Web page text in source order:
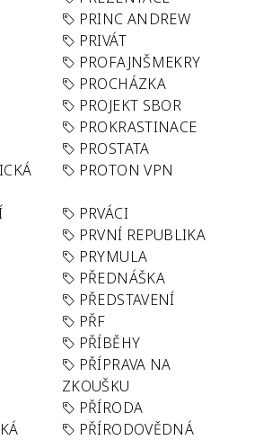
PRINC ANDREW
PRIVÁT
PROFAJNŠMEKRY
PROCHÁZKA
PROJEKT SBOR
PROKRASTINACE
PROSTATA
PROTON VPN
PRVÁCI
PRVNÍ REPUBLIKA
PRYMULA
PŘEDNÁŠKA
PŘEDSTAVENÍ
PŘF
PŘÍBĚHY
PŘÍPRAVA NA
ZKOUŠKU
PŘÍRODA
PŘÍRODOVĚDNÁ